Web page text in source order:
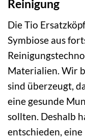
Reinigung
Die Tio
Symbiose aus
Materialien. Wir
sind überzeugt,
eine gesunde
sollten. Deshalb
entschieden,